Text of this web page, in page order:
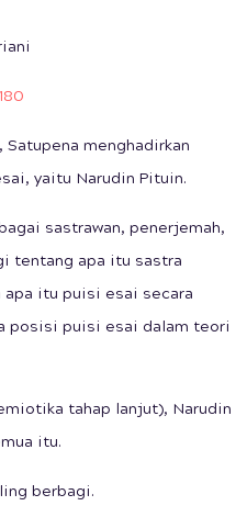
menghadirkan
yaitu Narudin Pituin.
sastrawan, penerjemah,
tentang apa itu sastra
apa itu puisi esai secara
posisi puisi esai dalam teori
tahap lanjut), Narudin
itu.
berbagi.